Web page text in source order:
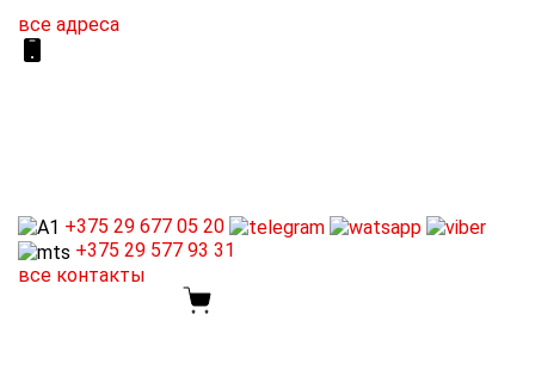
все адреса
+375 29 677 05 20
+375 29 577 93 31
все контакты